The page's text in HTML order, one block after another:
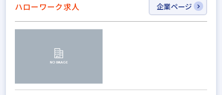
ハローワーク求人 企業ページ